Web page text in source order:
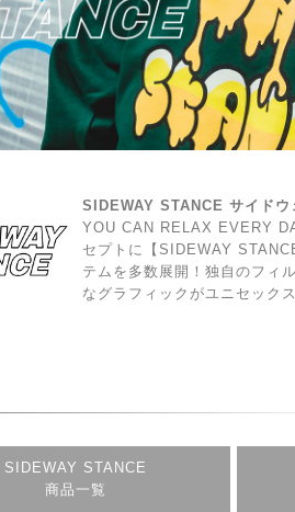
SIDEWAY STANCE サイドウ
YOU CAN RELAX EVERY
セプトに【SIDEWAY
テムを多数展開！独自のフィ
なグラフィックがユニセック
SIDEWAY STANCE
商品一覧